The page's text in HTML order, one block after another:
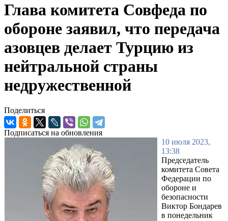
Глава комитета Совфеда по
обороне заявил, что передача
азовцев делает Турцию из
нейтральной страны
недружественной
Поделиться
Подписаться на обновления
10 июля 2023,
13:38
Председатель
комитета Совета
Федерации по
обороне и
безопасности
Виктор Бондарев
в понедельник